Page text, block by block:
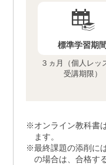
標準学習期間
３ヵ月（個人レッ
受講期限）
オンライン教科書
ます。
最終課題の添削に
の場合は、合格す